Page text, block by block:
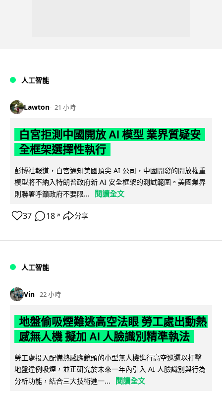
人工智能
Lawton 21 小時
白宮拒測中國開放 AI 模型 業界質疑安
全框架選擇性執行
彭博社報道，白宮通知美國頂尖 AI 公司，中國開發的開放權重
模型將不納入特朗普政府新 AI 安全框架的測試範圍。美國業界
則聯署呼籲政府不要限...
閱讀全文
37 18 ↗ 分享
人工智能
Vin 22 小時
地盤偷吸煙難逃高空法眼 勞工處出動熱
感無人機 擬加 AI 人臉識別精準執法
勞工處投入配備熱感應鏡頭的小型無人機進行高空巡邏以打擊
地盤違例吸煙，並正研究於未來一年內引入 AI 人臉識別與行為
分析功能，結合三大技術進一...
閱讀全文